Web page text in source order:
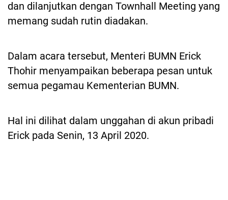
dan dilanjutkan dengan Townhall Meeting yang
memang sudah rutin diadakan.
Dalam acara tersebut, Menteri BUMN Erick
Thohir menyampaikan beberapa pesan untuk
semua pegamau Kementerian BUMN.
Hal ini dilihat dalam unggahan di akun pribadi
Erick pada Senin, 13 April 2020.